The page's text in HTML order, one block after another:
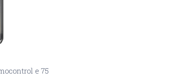
e 75
e 75 in de verpakking
75 naast de verpakking